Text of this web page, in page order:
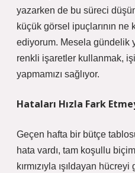
yazarken de bu süreci
küçük görsel ipuçlarının ne
ediyorum. Mesela gündelik
renkli işaretler kullanmak,
yapmamızı sağlıyor.
Hataları Hızla Fark
Geçen hafta bir bütçe
hata vardı, tam koşullu
kırmızıyla ışıldayan